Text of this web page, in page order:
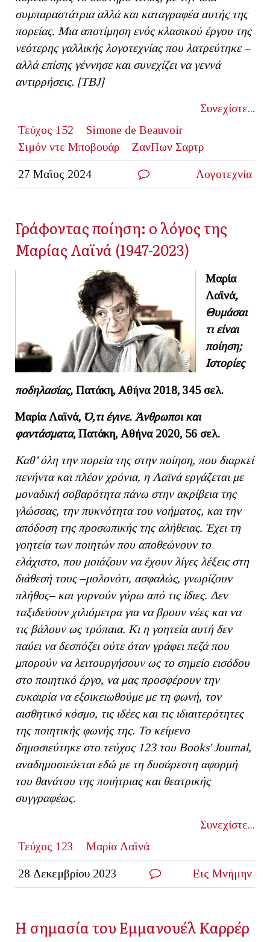
συμπαραστάτρια αλλά και καταγραφέα αυτής της
πορείας. Μια αποτίμηση ενός κλασικού έργου της
νεότερης γαλλικής λογοτεχνίας που λατρεύτηκε –
αλλά επίσης γέννησε και συνεχίζει να γεννά
αντιρρήσεις. [ΤΒJ]
Συνεχίστε...
Τεύχος 152
Simone de Beauvoir
Σιμόν ντε Μποβουάρ
ΖανΠων Σαρτρ
27 Μαϊος 2024 Λογοτεχνία
Γράφοντας ποίηση: o λόγος της
Μαρίας Λαϊνά (1947-2023)
Μαρία
Λαϊνά,
Θυμάσαι
τι είναι
ποίηση;
Ιστορίες
ποδηλασίας, Πατάκη, Αθήνα 2018, 345 σελ.
Μαρία Λαϊνά, Ό,τι έγινε. Άνθρωποι και
φαντάσματα, Πατάκη, Αθήνα 2020, 56 σελ.
Καθ’ όλη την πορεία της στην ποίηση, που διαρκεί
πενήντα και πλέον χρόνια, η Λαϊνά εργάζεται με
μοναδική σοβαρότητα πάνω στην ακρίβεια της
γλώσσας, την πυκνότητα του νοήματος, και την
απόδοση της προσωπικής της αλήθειας. Έχει τη
γοητεία των ποιητών που αποθεώνουν το
ελάχιστο, που μοιάζουν να έχουν λίγες λέξεις στη
διάθεσή τους –μολονότι, ασφαλώς, γνωρίζουν
πλήθος– και γυρνούν γύρω από τις ίδιες. Δεν
ταξιδεύουν χιλιόμετρα για να βρουν νέες και να
τις βάλουν ως τρόπαια. Κι η γοητεία αυτή δεν
παύει να δεσπόζει ούτε όταν γράφει πεζά που
μπορούν να λειτουργήσουν ως το σημείο εισόδου
στο ποιητικό έργο, να μας προσφέρουν την
ευκαιρία να εξοικειωθούμε με τη φωνή, τον
αισθητικό κόσμο, τις ιδέες και τις ιδιαιτερότητες
της ποιητικής φωνής της. To κείμενο
δημοσιεύτηκε στο τεύχος 123 του Books' Journal,
αναδημοσιεύεται εδώ με τη δυσάρεστη αφορμή
του θανάτου της ποιήτριας και θεατρικής
συγγραφέως.
Συνεχίστε...
Τεύχος 123
Μαρία Λαϊνά
28 Δεκεμβρίου 2023 Εις Μνήμην
H σημασία του Εμμανουέλ Καρρέρ